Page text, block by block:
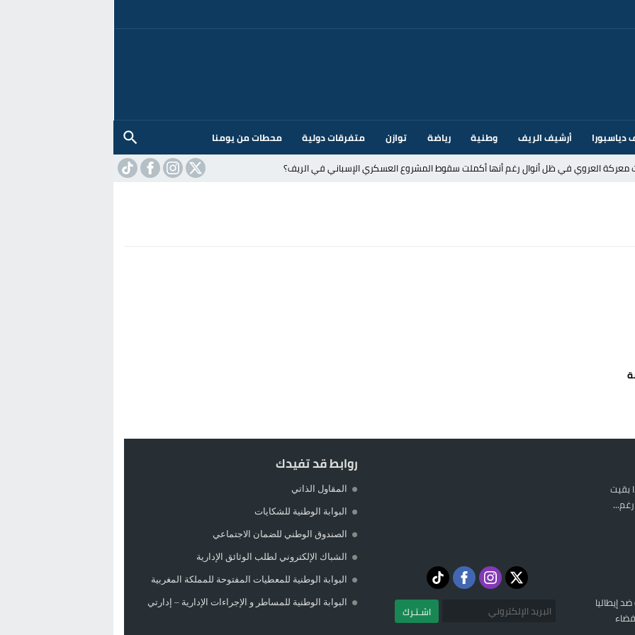
دياسبورا أرشيف الريف وطنية رياضة توازن متفرقات دولية
محطات من يومنا
معركة العروي في ظل أنوال رغم أنها أكملت سقوط المشروع العسكري الإسباني في الريف؟
بسبب الضوابط الحدودية في فضاء شنغن
بقيت
إيطاليا
اشـتـرك
روابط قد تفيدك
المقاول الذاتي
البوابة الوطنية للشكايات
الصندوق الوطني للضمان الاجتماعي
الشباك الإلكتروني لطلب الوثائق الإدارية
البوابة الوطنية للمعطيات المفتوحة للمملكة المغربية
البوابة الوطنية للمساطر و الإجراءات الإدارية – إدارتي